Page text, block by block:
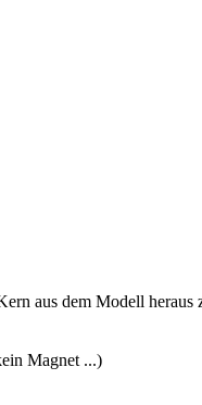
aus dem Modell heraus
Magnet ...)